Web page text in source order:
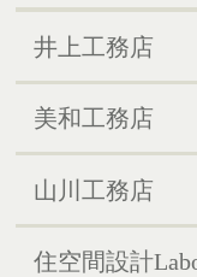
井上工務店
美和工務店
山川工務店
住空間設計